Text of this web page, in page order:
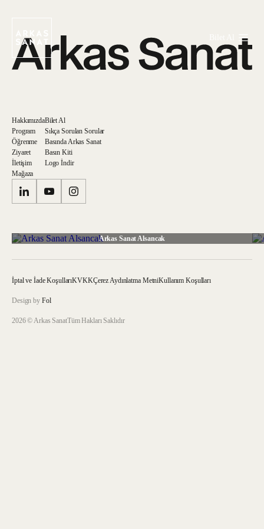
Hakkımızda
Program
Öğrenme
Ziyaret
İletişim
Mağaza
Bilet Al
Sıkça Sorulan Sorular
Basında Arkas Sanat
Basın Kiti
Logo İndir
Arkas Sanat Alsancak
2026 © Arkas SanatTüm Hakları Saklıdır
İptal ve İade KoşullarıKVKKÇerez Aydınlatma MetniKullanım Koşulları
Design by Fol